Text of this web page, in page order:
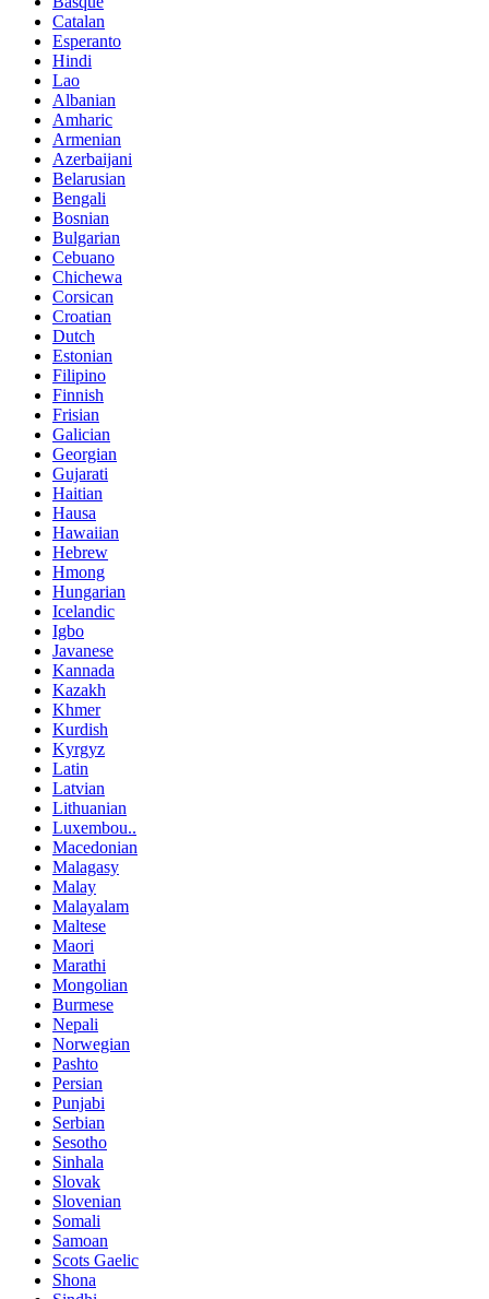
Catalan
Esperanto
Hindi
Lao
Albanian
Amharic
Armenian
Azerbaijani
Belarusian
Bengali
Bosnian
Bulgarian
Cebuano
Chichewa
Corsican
Croatian
Dutch
Estonian
Filipino
Finnish
Frisian
Galician
Georgian
Gujarati
Haitian
Hausa
Hawaiian
Hebrew
Hmong
Hungarian
Icelandic
Igbo
Javanese
Kannada
Kazakh
Khmer
Kurdish
Kyrgyz
Latin
Latvian
Lithuanian
Luxembou..
Macedonian
Malagasy
Malay
Malayalam
Maltese
Maori
Marathi
Mongolian
Burmese
Nepali
Norwegian
Pashto
Persian
Punjabi
Serbian
Sesotho
Sinhala
Slovak
Slovenian
Somali
Samoan
Scots Gaelic
Shona